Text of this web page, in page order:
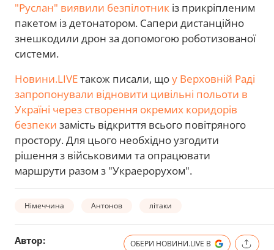
"Руслан" виявили безпілотник із прикріпленим
пакетом із детонатором. Сапери дистанційно
знешкодили дрон за допомогою роботизованої
системи.
Новини.LIVEтакож писали, щоу Верховній Раді
запропонували відновити цивільні польоти в
Україні через створення окремих коридорів
безпеки замість відкриття всього повітряного
простору. Для цього необхідно узгодити
рішення з військовими та опрацювати
маршрути разом з "Украерорухом".
Німеччина Антонов літаки
Автор: ОБЕРИ НОВИНИ.LIVE В